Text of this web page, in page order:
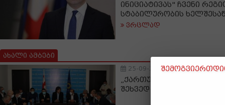
ინიციატივას" ჩვენი
სტაბილურობის
ვრცლად
ახალი ამბები
25-09-2021
„ქართული ოცნების“
შეხვედრებს